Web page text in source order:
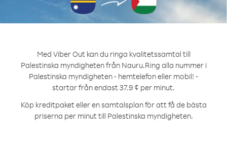
Med Viber Out kan du ringa kvalitetssamtal till
Palestinska myndigheten från Nauru.Ring alla nummer i
Palestinska myndigheten - hemtelefon eller mobil! -
startar från endast 37.9 ¢ per minut.
Köp kreditpaket eller en samtalsplan för att få de bästa
priserna per minut till Palestinska myndigheten.